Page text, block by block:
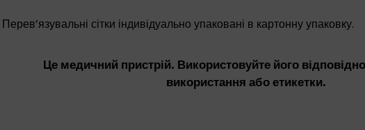
Перев’язувальні сітки індивідуально упаковані в картонну упаковку.
Це медичний пристрій. Використовуйте його відповідно
використання або етикетки.